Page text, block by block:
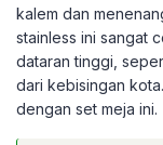
kalem dan
stainless ini sangat
dataran tinggi,
dari kebisingan
dengan set meja ini.